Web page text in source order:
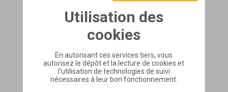
Utilisation des
cookies
En autorisant ces services tiers, vous
autorisez le dépôt et la lecture de cookies et
l'utilisation de technologies de suivi
nécessaires à leur bon fonctionnement.